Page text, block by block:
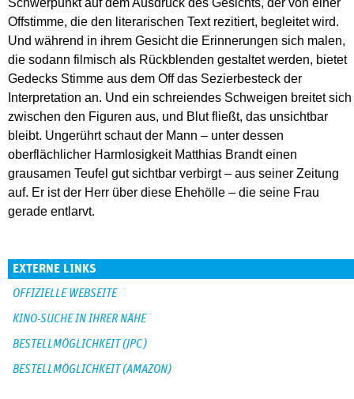
Offstimme, die den literarischen Text rezitiert, begleitet wird.
Und während in ihrem Gesicht die Erinnerungen sich malen,
die sodann filmisch als Rückblenden gestaltet werden, bietet
Gedecks Stimme aus dem Off das Sezierbesteck der
Interpretation an. Und ein schreiendes Schweigen breitet sich
zwischen den Figuren aus, und Blut fließt, das unsichtbar
bleibt. Ungerührt schaut der Mann – unter dessen
oberflächlicher Harmlosigkeit Matthias Brandt einen
grausamen Teufel gut sichtbar verbirgt – aus seiner Zeitung
auf. Er ist der Herr über diese Ehehölle – die seine Frau
gerade entlarvt.
EXTERNE LINKS
OFFIZIELLE WEBSEITE
KINO-SUCHE IN IHRER NÄHE
BESTELLMÖGLICHKEIT (JPC)
BESTELLMÖGLICHKEIT (AMAZON)